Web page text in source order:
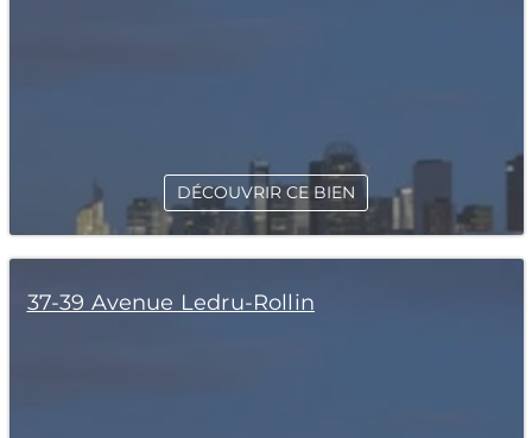
DÉCOUVRIR CE BIEN
37-39 Avenue Ledru-Rollin